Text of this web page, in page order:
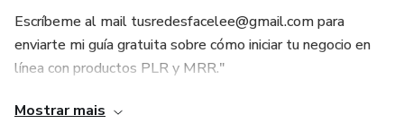
Escríbeme al mail tusredesfacelee@gmail.com para
enviarte mi guía gratuita sobre cómo iniciar tu negocio en
línea con productos PLR y MRR."
¡Únete a mí en este emocionante viaje!
Mostrar mais